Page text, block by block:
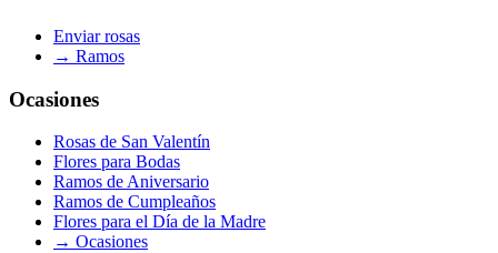
Enviar rosas
→ Ramos
Ocasiones
Rosas de San Valentín
Flores para Bodas
Ramos de Aniversario
Ramos de Cumpleaños
Flores para el Día de la Madre
→ Ocasiones